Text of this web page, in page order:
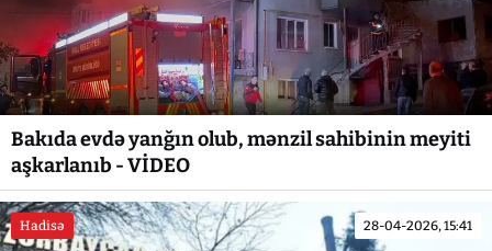
Bakıda evdə yanğın olub, mənzil sahibinin meyiti
aşkarlanıb - VİDEO
Hadisə 28-04-2026, 15:41